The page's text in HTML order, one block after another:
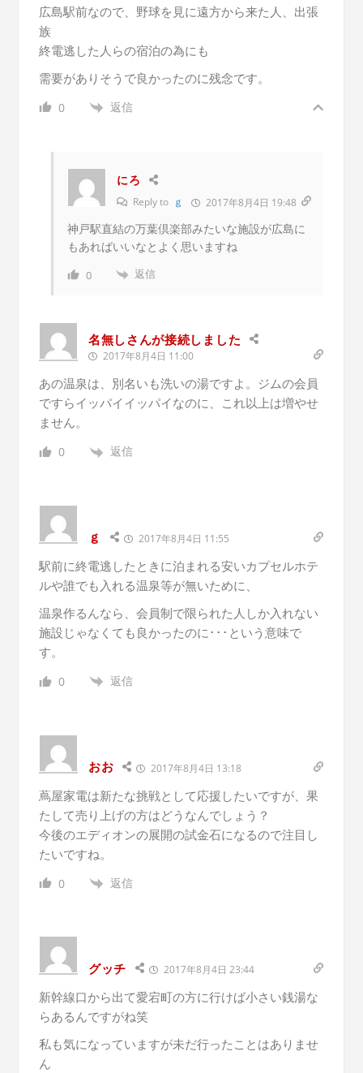
広島駅前なので、野球を見に遠方から来た人、出張
族
終電逃した人らの宿泊の為にも
需要がありそうで良かったのに残念です。
0 返信
にろ
Reply to ｇ 2017年8月4日 19:48
神戸駅直結の万葉倶楽部みたいな施設が広島に
もあればいいなとよく思いますね
0 返信
名無しさんが接続しました
2017年8月4日 11:00
あの温泉は、別名いも洗いの湯ですよ。ジムの会員
ですらイッパイイッパイなのに、これ以上は増やせ
ません。
0 返信
ｇ 2017年8月4日 11:55
駅前に終電逃したときに泊まれる安いカプセルホテ
ルや誰でも入れる温泉等が無いために、
温泉作るんなら、会員制で限られた人しか入れない
施設じゃなくても良かったのに･･･という意味で
す。
0 返信
おお 2017年8月4日 13:18
蔦屋家電は新たな挑戦として応援したいですが、果
たして売り上げの方はどうなんでしょう？
今後のエディオンの展開の試金石になるので注目し
たいですね。
0 返信
グッチ 2017年8月4日 23:44
新幹線口から出て愛宕町の方に行けば小さい銭湯な
らあるんですがね笑
私も気になっていますが未だ行ったことはありませ
ん